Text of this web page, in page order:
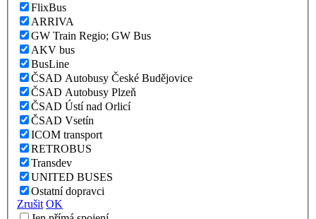
FlixBus
ARRIVA
GW Train Regio; GW Bus
AKV bus
BusLine
ČSAD Autobusy České Budějovice
ČSAD Autobusy Plzeň
ČSAD Ústí nad Orlicí
ČSAD Vsetín
ICOM transport
RETROBUS
Transdev
UNITED BUSES
Ostatní dopravci
Zrušit OK